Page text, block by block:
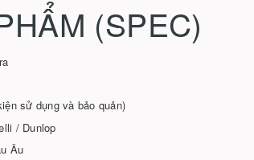
(SPEC)
sử dụng và bảo quản)
/ Dunlop
Âu